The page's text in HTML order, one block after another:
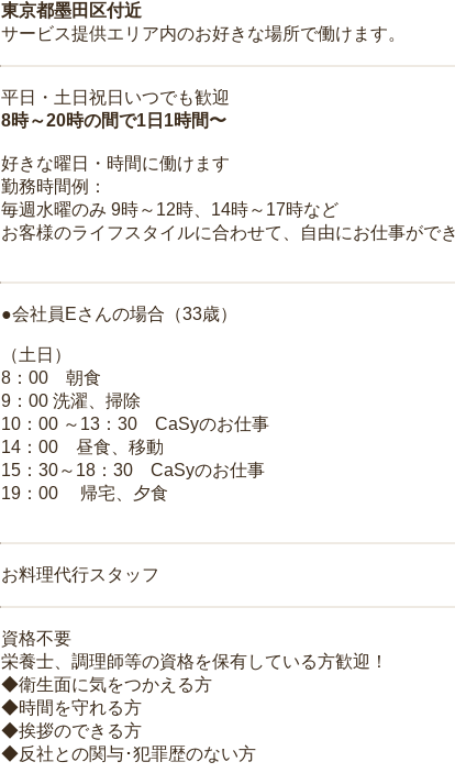
東京都墨田区付近
サービス提供エリア内のお好きな場所で働けます。
平日・土日祝日いつでも歓迎
8時～20時の間で1日1時間〜
好きな曜日・時間に働けます
勤務時間例：
毎週水曜のみ 9時～12時、14時～17時など
お客様のライフスタイルに合わせて、自由にお仕事がで
●会社員Eさんの場合（33歳）
（土日）
8：00 朝食
9：00 洗濯、掃除
10：00 ～13：30 CaSyのお仕事
14：00 昼食、移動
15：30～18：30 CaSyのお仕事
19：00 帰宅、夕食
お料理代行スタッフ
資格不要
栄養士、調理師等の資格を保有している方歓迎！
◆衛生面に気をつかえる方
◆時間を守れる方
◆挨拶のできる方
◆反社との関与･犯罪歴のない方